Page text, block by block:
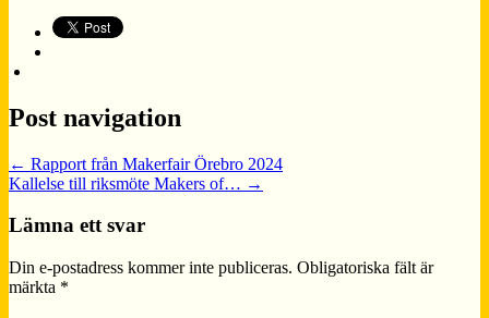
Post navigation
← Rapport från Makerfair Örebro 2024
Kallelse till riksmöte Makers of… →
Lämna ett svar
Din e-postadress kommer inte publiceras. Obligatoriska fält är
märkta *